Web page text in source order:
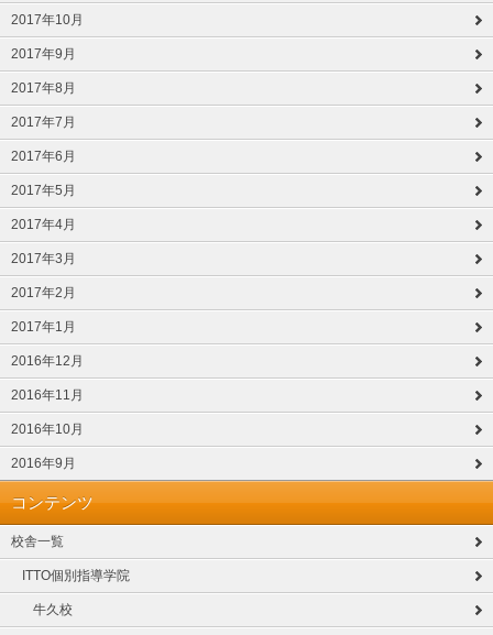
2017年10月
2017年9月
2017年8月
2017年7月
2017年6月
2017年5月
2017年4月
2017年3月
2017年2月
2017年1月
2016年12月
2016年11月
2016年10月
2016年9月
コンテンツ
校舎一覧
ITTO個別指導学院
牛久校